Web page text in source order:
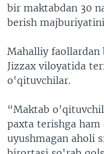
bir maktabdan 30
berish
Mahalliy faollardan
Jizzax viloyatida
o'qituvchilar.
“Maktab
paxta terishga
uyushmagan aholi